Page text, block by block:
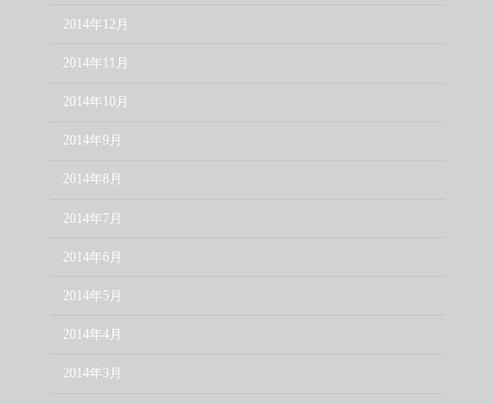
2014年12月
2014年11月
2014年10月
2014年9月
2014年8月
2014年7月
2014年6月
2014年5月
2014年4月
2014年3月